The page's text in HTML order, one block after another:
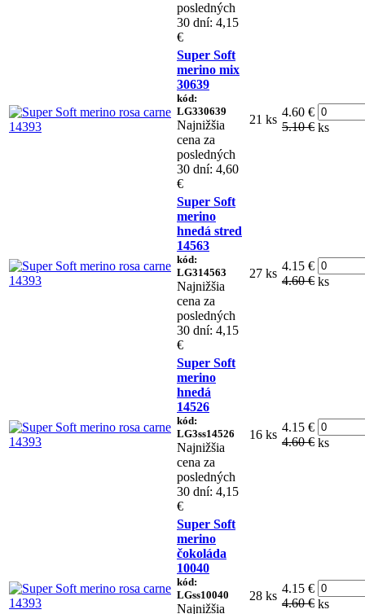
posledných
30 dní: 4,15
€
Super Soft
merino mix
30639
kód:
LG330639
Najnižšia
cena za
posledných
30 dní: 4,60
€
21 ks
4.60 €
5.10 € ks
Super Soft
merino
hnedá stred
14563
kód:
LG314563
Najnižšia
cena za
posledných
30 dní: 4,15
€
27 ks
4.15 €
4.60 € ks
Super Soft
merino
hnedá
14526
kód:
LG3ss14526
Najnižšia
cena za
posledných
30 dní: 4,15
€
16 ks
4.15 €
4.60 € ks
Super Soft
merino
čokoláda
10040
kód:
LGss10040
Najnižšia
28 ks
4.15 €
4.60 € ks